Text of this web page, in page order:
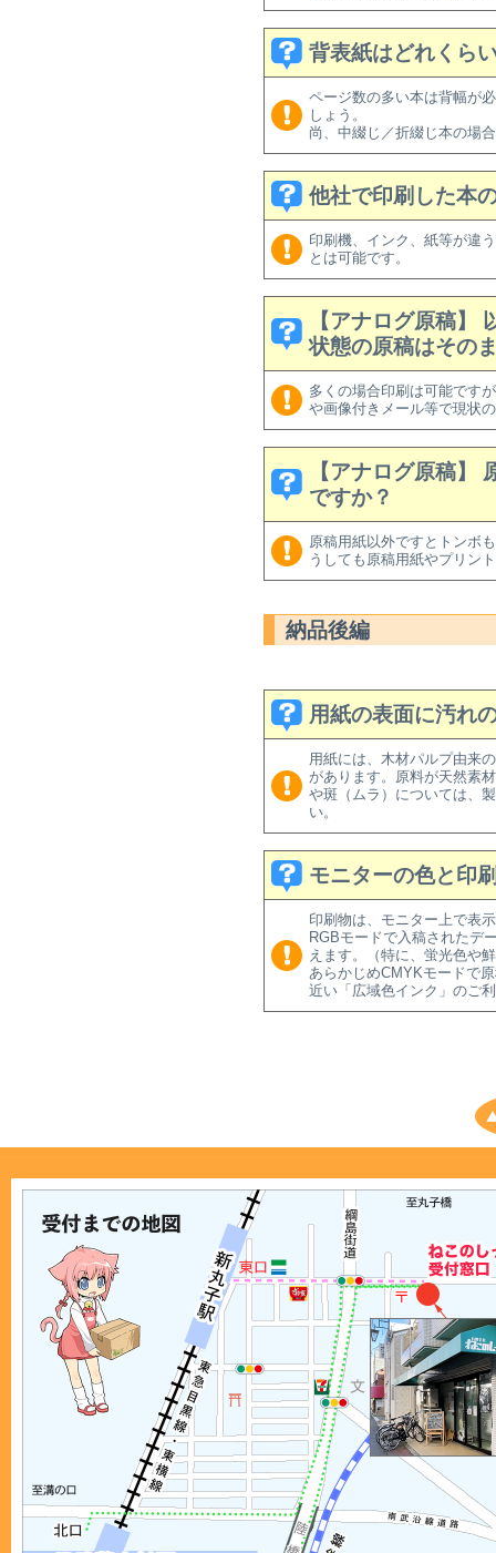
背表紙はどれくら
ページ数の多い本は背幅が
しょう。
尚、中綴じ／折綴じ本の場
他社で印刷した本
印刷機、インク、紙等が違
とは可能です。
【アナログ原稿】
状態の原稿はその
多くの場合印刷は可能です
や画像付きメール等で現状
【アナログ原稿】
ですか？
原稿用紙以外ですとトンボ
うしても原稿用紙やプリン
納品後編
用紙の表面に汚れ
用紙には、木材パルプ由来
があります。原料が天然素
や斑（ムラ）については、
い。
モニターの色と印
印刷物は、モニター上で表
RGBモードで入稿されたデ
えます。（特に、蛍光色や
あらかじめCMYKモードで
近い「広域色インク」のご